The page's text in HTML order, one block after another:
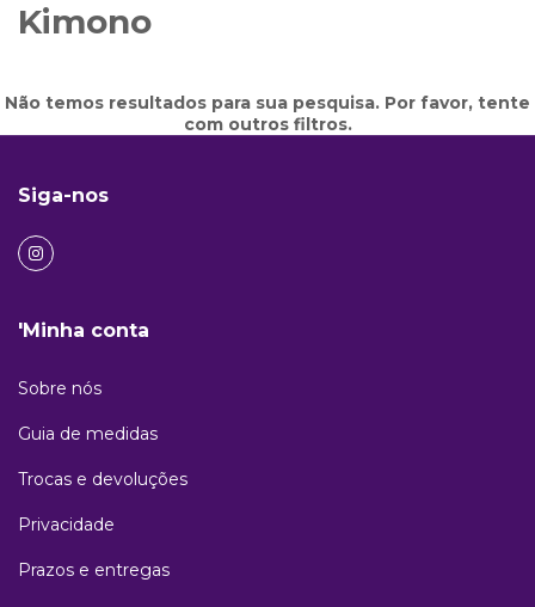
Kimono
Não temos resultados para sua pesquisa. Por favor, tente
com outros filtros.
Siga-nos
'Minha conta
Sobre nós
Guia de medidas
Trocas e devoluções
Privacidade
Prazos e entregas